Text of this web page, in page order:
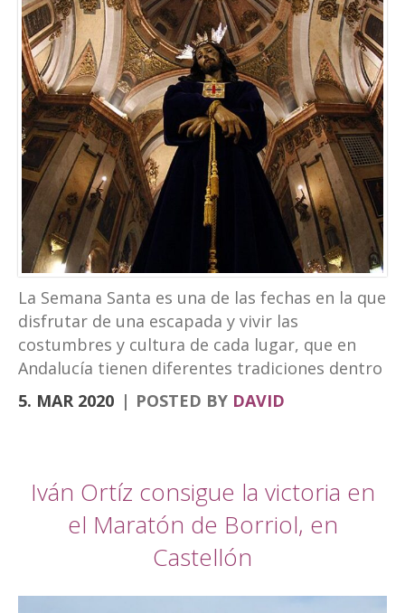
símbolo amarillo, que recuerda a un ojo,
engloba toda la cultura y singularidades de la
ciudad. El naranja, que representa la silueta de
una atalaya, se destina al patrimonio e
historia. El verde, por su parte, que dibuja una
hoja, es el elemento que identificará todo el
mundo rural y natural del municipio, junto con
el turismo activo. Por último, el tono magenta
simboliza un sendero abierto y se centra en el
turismo experiencial, unido al ocio y los
eventos. La marca puede verse en las
banderolas que el Ayuntamiento ha instalado
en la fachada de Palacio Abacial y el entorno de
Capuchinos, en el Paseo de los Álamos. El
cartel de la Semana […]
La Semana Santa es una de las fechas en la que
disfrutar de una escapada y vivir las
costumbres y cultura de cada lugar, que en
Andalucía tienen diferentes tradiciones dentro
de la Semana Santa. Desde el Hotel
Torrepalma te traemos una escapad diferente.
hacer en viajes cortos. Semana Santa Alcalá la
Real, roadtrip Córdoba, Granada y Jaén
Comenzamos por la Semana Santa de Alcalá la
Real donde se encuentra nuestro hotel.
alguna por muchos aspectos, fue declarada de
5. MAR 2020 POSTED BY DAVID
Iván Ortíz consigue la victoria en
el Maratón de Borriol, en
Castellón